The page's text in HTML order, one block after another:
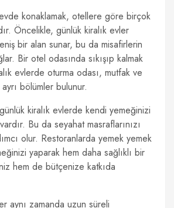
konaklamak, otellere göre birçok
Öncelikle, günlük kiralık evler
bir alan sunar, bu da misafirlerin
Bir otel odasında sıkışıp kalmak
evlerde oturma odası, mutfak ve
bölümler bulunur.
kiralık evlerde kendi yemeğinizi
Bu da seyahat masraflarınızı
olur. Restoranlarda yemek yemek
yaparak hem daha sağlıklı bir
hem de bütçenize katkıda
aynı zamanda uzun süreli